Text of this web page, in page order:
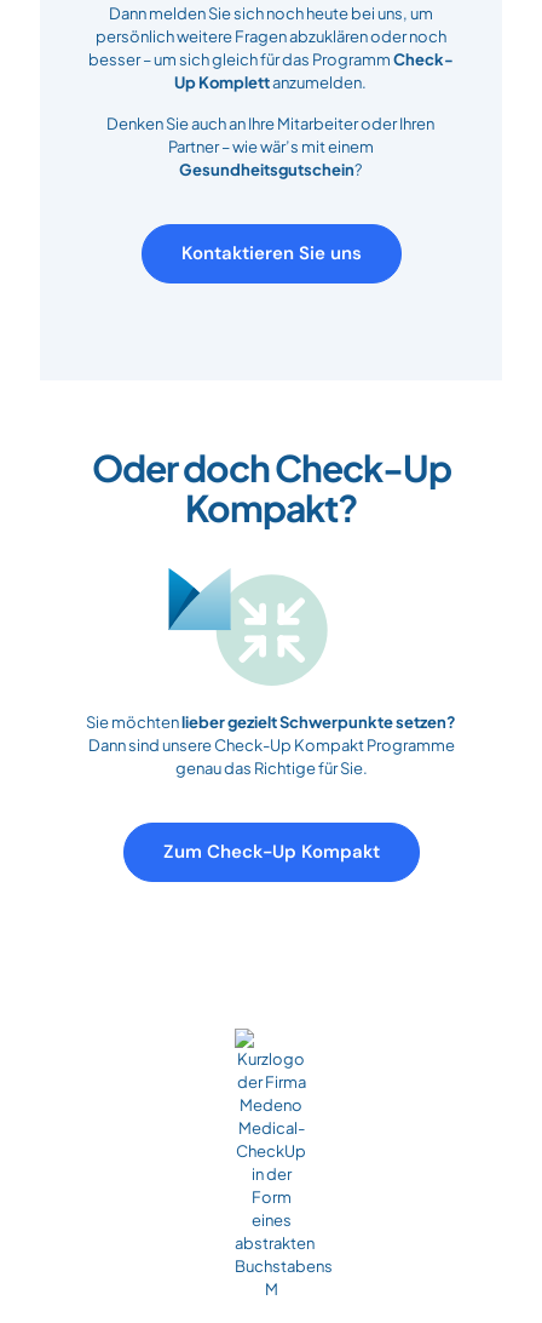
Dann melden Sie sich noch heute bei uns, um
persönlich weitere Fragen abzuklären oder noch
besser – um sich gleich für das ProgrammCheck-
Up Komplettanzumelden.
Denken Sie auch an Ihre Mitarbeiter oder Ihren
Partner – wie wär’s mit einem
Gesundheitsgutschein?
Kontaktieren Sie uns
Oder doch Check-Up
Kompakt?
Sie möchtenlieber gezielt Schwerpunkte setzen?
Dann sind unsere Check-Up Kompakt Programme
genau das Richtige für Sie.
Zum Check-Up Kompakt